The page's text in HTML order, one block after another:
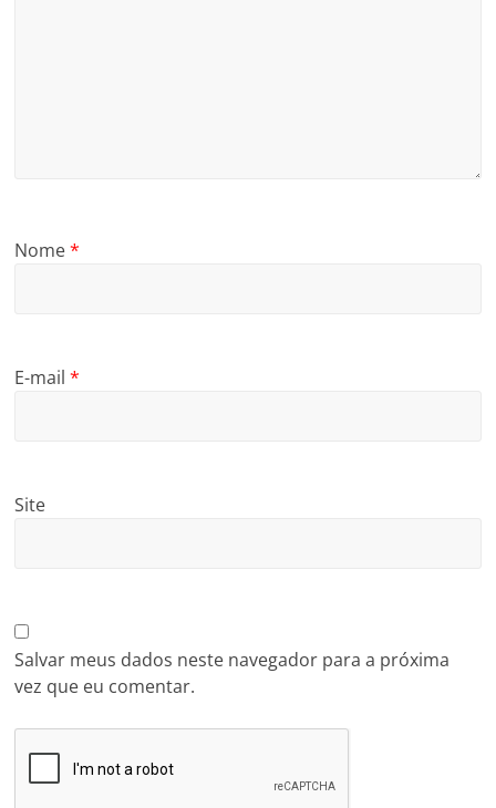
Nome*
E-mail*
Site
Salvar meus dados neste navegador para a próxima
vez que eu comentar.